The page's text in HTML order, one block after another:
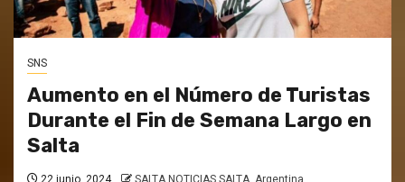
SNS
Aumento en el Número de Turistas
Durante el Fin de Semana Largo en
Salta
22 junio, 2024 SALTA NOTICIAS SALTA, Argentina